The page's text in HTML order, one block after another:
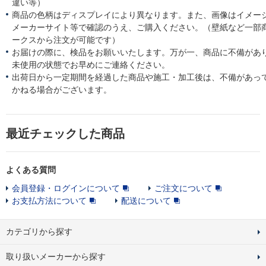
違い等）
商品の色柄はディスプレイにより異なります。また、画像はイメー
メーカーサイト等で確認のうえ、ご購入ください。（壁紙など一部
ークスから注文が可能です）
お届けの際に、検品をお願いいたします。万が一、商品に不備があ
未使用の状態でお早めにご連絡ください。
出荷日から一定期間を経過した商品や施工・加工後は、不備があっ
かねる場合がございます。
最近チェックした商品
よくある質問
会員登録・ログインについて
ご注文について
お支払方法について
配送について
カテゴリから探す
取り扱いメーカーから探す